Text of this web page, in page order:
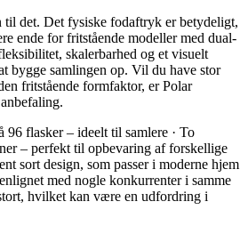
til det. Det fysiske fodaftryk er betydeligt,
ende for fritstående modeller med dual-
skalerbarhed og et visuelt
bygge samlingen op. Vil du have stor
fritstående formfaktor, er Polar
96 flasker – ideelt til samlere · To
– perfekt til opbevaring af forskellige
sort design, som passer i moderne hjem
med nogle konkurrenter i samme
hvilket kan være en udfordring i